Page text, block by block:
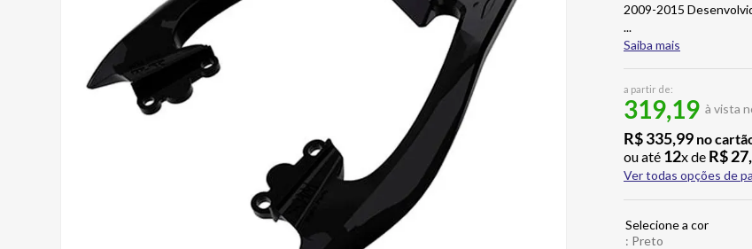
2009-2015
...
Saiba mais
a partir de:
319,19 à vista
R$335,99 no
ou até 12x de R$27,
Ver todas opções de
: Preto
9º CALÇA
10º BOTAS